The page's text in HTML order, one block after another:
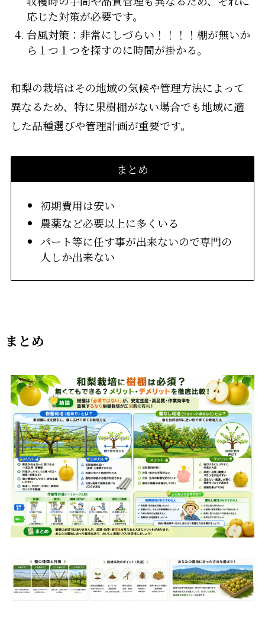
応じた対策が必要です。
台風対策：非常にしづらい！！！！棚が無いか
ら１つ１つを探すのに時間が掛かる。
和梨の栽培はその地域の気候や管理方法によって
異なるため、特に果樹棚がない場合でも地域に適
した品種選びや管理計画が重要です。
まとめ
初期費用は安い
農薬など必要以上に多くいる
パート等に任す事が出来ないので専門の
人しか出来ない
まとめ